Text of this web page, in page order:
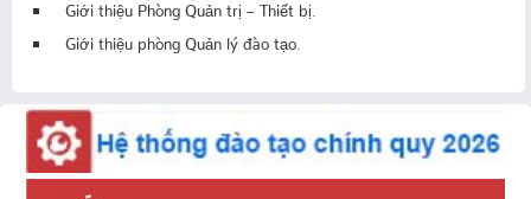
Giới thiệu Phòng Quản trị – Thiết bị.
Giới thiệu phòng Quản lý đào tạo.